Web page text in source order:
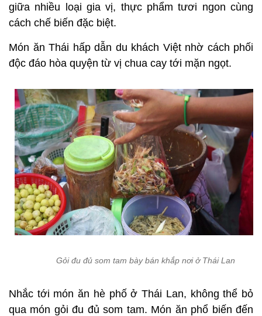
giữa nhiều loại gia vị, thực phẩm tươi ngon cùng
cách chế biến đặc biệt.
Món ăn Thái hấp dẫn du khách Việt nhờ cách phối
độc đáo hòa quyện từ vị chua cay tới mặn ngọt.
Gỏi đu đủ som tam bày bán khắp nơi ở Thái Lan
Nhắc tới món ăn hè phố ở Thái Lan, không thể bỏ
qua món gỏi đu đủ som tam. Món ăn phổ biến đến